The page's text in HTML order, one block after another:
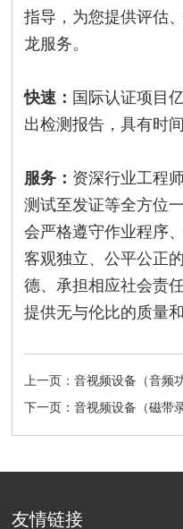
指导，为您提供评估
龙服务。
快速： 国际认证项目
出检测报告，具有时
服务： 资深行业工程
测试至发证等全方位
会严格遵守作业程序
客观独立、公平公正
德、承担相应社会责
提供无与伦比的质量
上一页：音视频设备（音频
下一页：音视频设备（磁带
友情链接